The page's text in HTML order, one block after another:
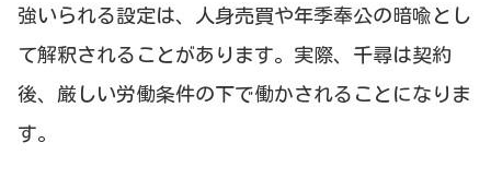
強いられる設定は、人身売買や年季奉公の暗喩とし
て解釈されることがあります。実際、千尋は契約
後、厳しい労働条件の下で働かされることになりま
す。